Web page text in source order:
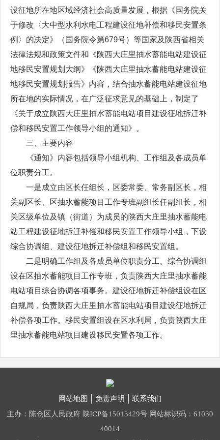
设征地所在地区域经济社会高质量发展，根据《国务院关
于修改〈大中型水利水电工程建设征地补偿和移民安置条
例〉的决定》（国务院令第679号）等国家及陕西省相关
法律法规和政策文件和《陕西大庄里抽水蓄能电站建设征
地移民安置规划大纲》《陕西大庄里抽水蓄能电站建设征
地移民安置规划报告》内容，结合抽水蓄能电站建设征地
所在地的实际情况，在广泛征求意见的基础上，制定了
《关于成立陕西大庄里抽水蓄能电站项目建设征地拆迁补
偿和移民安置工作领导小组的通知》。
三、主要内容
《通知》内容包括领导小组机构、工作组及各成员单
位职责分工。
一是成立由区长任组长，区委常委、常务副区长，相
关副区长、区抽水蓄能项目工作专班副组长任副组长，相
关区级单位及镇（街道）为成员的陕西大庄里抽水蓄能电
站工程建设征地拆迁补偿和移民安置工作领导小组，下设
综合协调组、建设征地拆迁补偿组和移民安置组。
二是明确工作组及各成员单位职责分工。综合协调组
设在区抽水蓄能项目工作专班，负责陕西大庄里抽水蓄能
电站项目综合协调各项事务。建设征地拆迁补偿组设在区
自规局，负责陕西大庄里抽水蓄能电站项目建设征地拆迁
补偿各项工作。移民安置组设在区水利局，负责陕西大庄
里抽水蓄能电站项目建设移民安置各项工作。
网站地图 免责声明
联系我们
主办：陈仓区人民政府 陕ICP备15013429号 网站标识码：61030
40014